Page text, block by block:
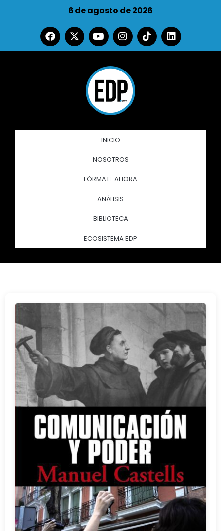
6 de agosto de 2026
INICIO
NOSOTROS
FÓRMATE AHORA
ANÁLISIS
BIBLIOTECA
ECOSISTEMA EDP